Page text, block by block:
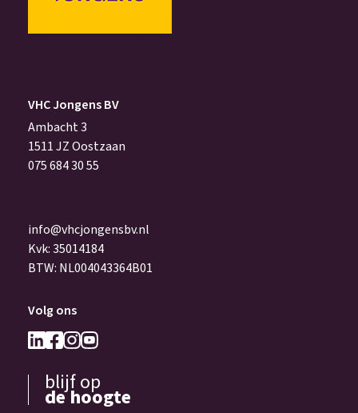
VHC Jongens BV
Ambacht 3
1511 JZ Oostzaan
075 684 30 55
info@vhcjongensbv.nl
Kvk: 35014184
BTW: NL004043364B01
Volg ons
blijf op
de hoogte